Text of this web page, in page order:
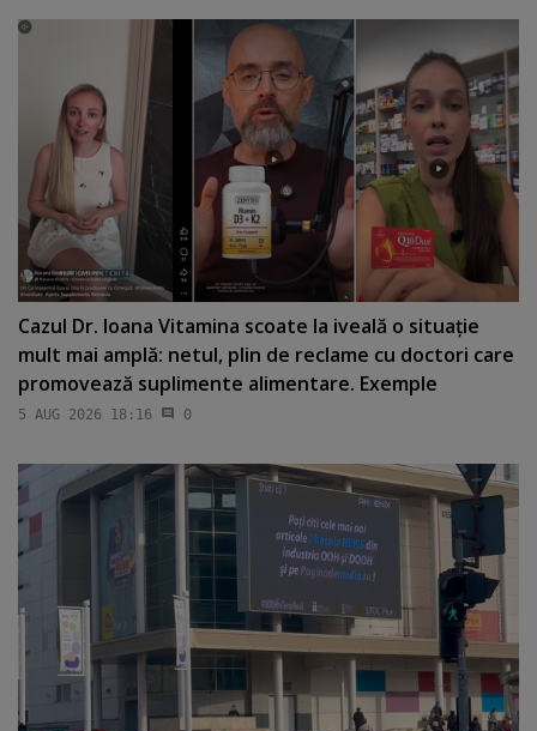
Cazul Dr. Ioana Vitamina scoate la iveală o situaţie
mult mai amplă: netul, plin de reclame cu doctori care
promovează suplimente alimentare. Exemple
5 AUG 2026 18:16 0